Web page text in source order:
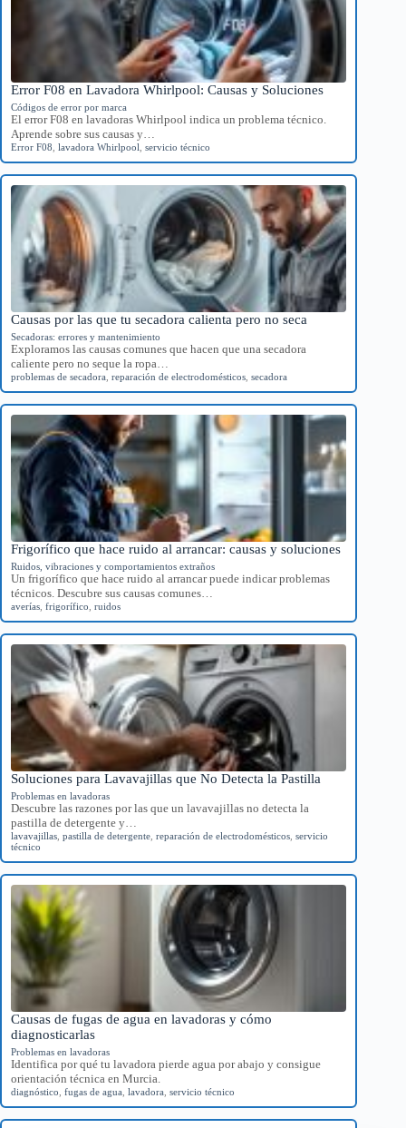
Error F08 en Lavadora Whirlpool: Causas y Soluciones
Códigos de error por marca
El error F08 en lavadoras Whirlpool indica un problema técnico.
Aprende sobre sus causas y…
Error F08 lavadora Whirlpool servicio técnico
Causas por las que tu secadora calienta pero no seca
Secadoras: errores y mantenimiento
Exploramos las causas comunes que hacen que una secadora
caliente pero no seque la ropa…
problemas de secadora reparación de electrodomésticos secadora
Frigorífico que hace ruido al arrancar: causas y soluciones
Ruidos, vibraciones y comportamientos extraños
Un frigorífico que hace ruido al arrancar puede indicar problemas
técnicos. Descubre sus causas comunes…
averías frigorífico ruidos
Soluciones para Lavavajillas que No Detecta la Pastilla
Problemas en lavadoras
Descubre las razones por las que un lavavajillas no detecta la
pastilla de detergente y…
lavavajillas pastilla de detergente reparación de electrodomésticos servicio
técnico
Causas de fugas de agua en lavadoras y cómo
diagnosticarlas
Problemas en lavadoras
Identifica por qué tu lavadora pierde agua por abajo y consigue
orientación técnica en Murcia.
diagnóstico fugas de agua lavadora servicio técnico